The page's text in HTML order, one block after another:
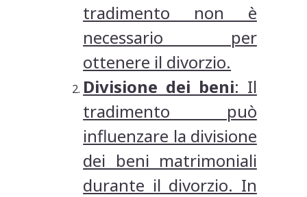
tradimento non è
necessario per
ottenere il divorzio.
Divisione dei beni: Il
tradimento può
influenzare la divisione
dei beni matrimoniali
durante il divorzio. In